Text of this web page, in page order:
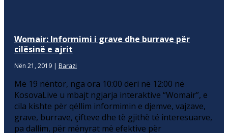
Womair: Informimi i grave dhe burrave për
cilësinë e ajrit
Nën 21, 2019 | Barazi
Më 19 nëntor, nga ora 10:00 deri në 12:00 në
KosovaLive u mbajt ngjarja interaktive “Womair”, e
cila kishte për qëllim informimin e djemve, vajzave,
grave, burrave, çifteve dhe të gjithë të interesuarve,
pa dallim, për mënyrat më efektive për